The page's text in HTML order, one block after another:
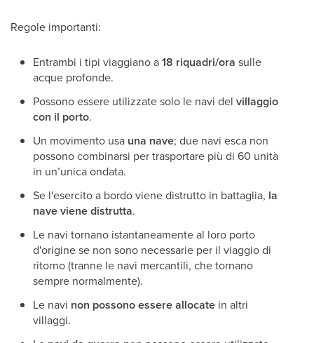
Regole importanti:
Entrambi i tipi viaggiano a18 riquadri/ora sulle
acque profonde.
Possono essere utilizzate solo le navi del villaggio
con il porto.
Un movimento usa una nave; due navi esca non
possono combinarsi per trasportare più di 60 unità
in un’unica ondata.
Se l'esercito a bordo viene distrutto in battaglia, la
nave viene distrutta.
Le navi tornano istantaneamente al loro porto
d'origine se non sono necessarie per il viaggio di
ritorno (tranne le navi mercantili, che tornano
sempre normalmente).
Le navi non possono essere allocate in altri
villaggi.